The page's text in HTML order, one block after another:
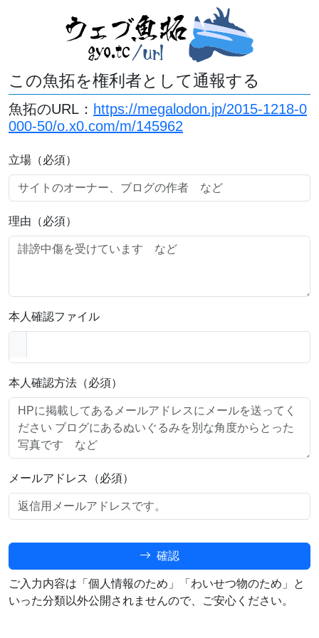
この魚拓を権利者として通報する
魚拓のURL： https://megalodon.jp/2015-1218-0
000-50/o.x0.com/m/145962
立場（必須）
理由（必須）
本人確認ファイル
本人確認方法（必須）
メールアドレス（必須）
確認
ご入力内容は「個人情報のため」「わいせつ物のため」と
いった分類以外公開されませんので、ご安心ください。